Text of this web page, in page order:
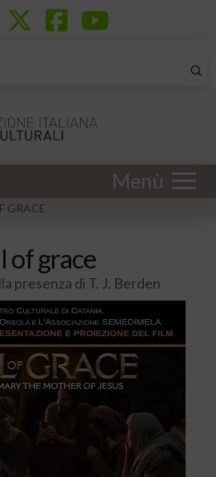
Menù
GRACE
of grace
presenza di T. J. Berden